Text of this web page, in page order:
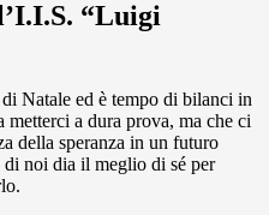
“Luigi
Natale ed è tempo di bilanci in
a dura prova, ma che ci
della speranza in un futuro
di noi dia il meglio di sé per